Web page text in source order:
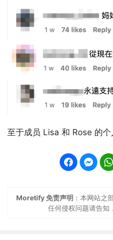
至于成员 Lisa 和 Rose 的个
Moretify 免责声明 ：本网站之
任何侵权问题请告知